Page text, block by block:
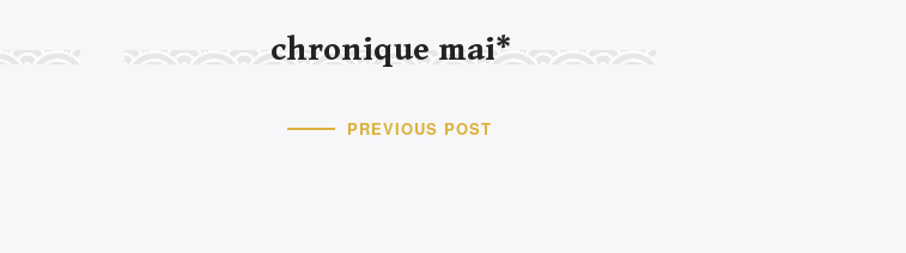
chronique mai*
PREVIOUS POST